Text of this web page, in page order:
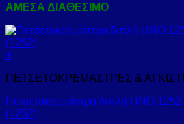
ΑΜΕΣΑ ΔΙΑΘΕΣΙΜΟ
+
ΠΕΤΣΕΤΟΚΡΕΜΑΣΤΡΕΣ &
Πετσετοκρεμάστρα διπλή UNO
(1252)